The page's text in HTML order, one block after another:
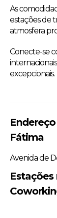
As
estações de
atmosfera
Conecte-se
excepcionais.
Fátima
Avenida de